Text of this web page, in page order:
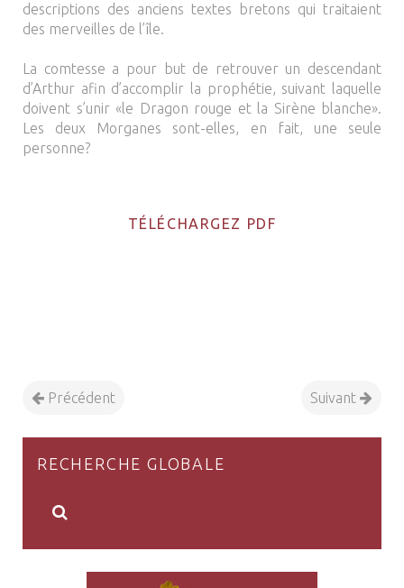
descriptions des anciens textes bretons qui traitaient
des merveilles de l’île.
La comtesse a pour but de retrouver un descendant
d’Arthur afin d’accomplir la prophétie, suivant laquelle
doivent s’unir «le Dragon rouge et la Sirène blanche».
Les deux Morganes sont-elles, en fait, une seule
personne?
TÉLÉCHARGEZ PDF
Précédent Suivant
RECHERCHE GLOBALE